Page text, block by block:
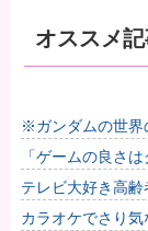
オススメ
※ガンダムの世界
「ゲームの良さ
てグラセフ6やり
テレビ大好き高
カラオケでさり気